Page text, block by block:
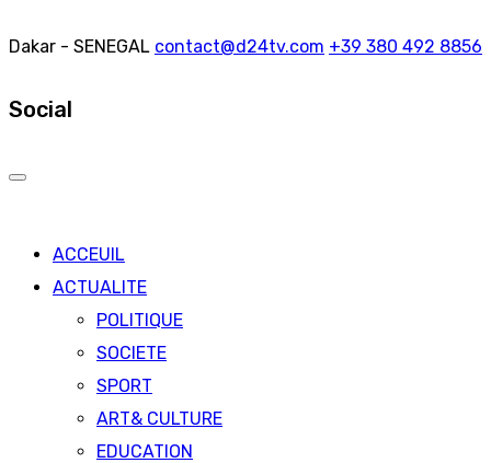
Dakar - SENEGAL contact@d24tv.com +39 380 492 8856
Social
ACCEUIL
ACTUALITE
POLITIQUE
SOCIETE
SPORT
ART& CULTURE
EDUCATION